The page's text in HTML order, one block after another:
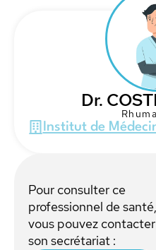
Dr.
Institut de
Pour consulter ce
professionnel de santé,
vous pouvez contacter
son secrétariat :